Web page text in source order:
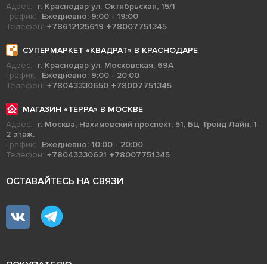
Адрес:
г. Краснодар ул. Октябрьская, 15/1
График:
Ежедневно: 9:00 - 19:00
Телефон: +78612125619 +78007751345
СУПЕРМАРКЕТ «КВАДРАТ» В КРАСНОДАРЕ
Адрес:
г. Краснодар ул. Московская, 69А
График:
Ежедневно: 9:00 - 20:00
Телефон: +78043330650 +78007751345
МАГАЗИН «ТЕРРА» В МОСКВЕ
Адрес:
г. Москва, Нахимовский проспект, 51, БЦ Тренд Лайн, 1-
2 этаж.
График:
Ежедневно: 10:00 - 20:00
Телефон: +78043330621 +78007751345
ОСТАВАЙТЕСЬ НА СВЯЗИ